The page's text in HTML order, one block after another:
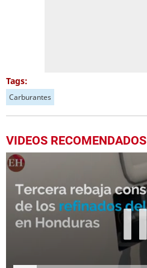
Tags:
Carburantes
VIDEOS RECOMENDADOS